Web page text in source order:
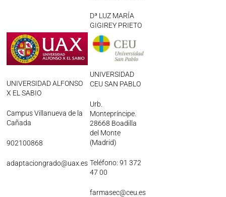
Dª LUZ MARÍA
GIGIREY PRIETO
UNIVERSIDAD ALFONSO
X EL SABIO
Campus Villanueva de la
Cañada
902100868
adaptaciongrado@uax.es
UNIVERSIDAD
CEU SAN PABLO
Urb.
Montepríncipe.
28668 Boadilla
del Monte
(Madrid)
Teléfono: 91 372
47 00
farmasec@ceu.es